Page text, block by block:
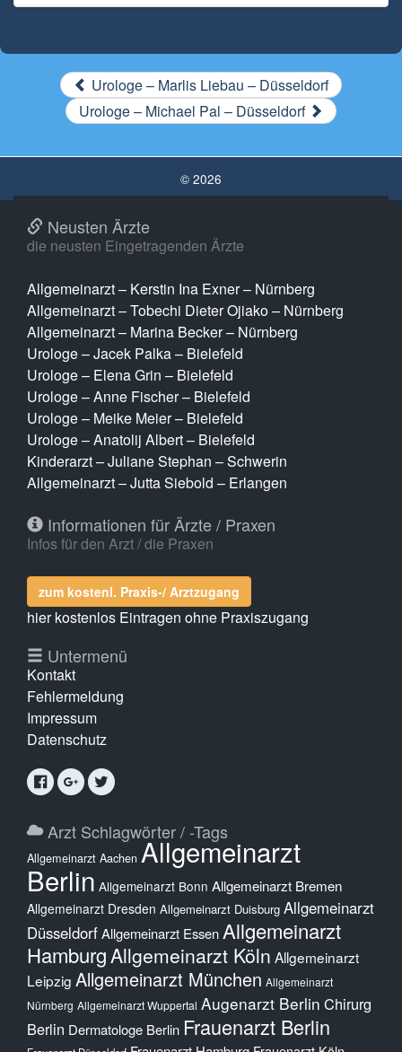
Urologe – Marlis Liebau – Düsseldorf
Urologe – Michael Pal – Düsseldorf
© 2026
Neusten Ärzte
die neusten Eingetragenden Ärzte
Allgemeinarzt – Kerstin Ina Exner – Nürnberg
Allgemeinarzt – Tobechi Dieter Ojiako – Nürnberg
Allgemeinarzt – Marina Becker – Nürnberg
Urologe – Jacek Palka – Bielefeld
Urologe – Elena Grin – Bielefeld
Urologe – Anne Fischer – Bielefeld
Urologe – Meike Meier – Bielefeld
Urologe – Anatolij Albert – Bielefeld
Kinderarzt – Juliane Stephan – Schwerin
Allgemeinarzt – Jutta Siebold – Erlangen
Informationen für Ärzte / Praxen
Infos für den Arzt / die Praxen
zum kostenl. Praxis-/ Arztzugang
hier kostenlos Eintragen ohne Praxiszugang
Untermenü
Kontakt
Fehlermeldung
Impressum
Datenschutz
Arzt Schlagwörter / -Tags
Allgemeinarzt Aachen Allgemeinarzt
Berlin Allgemeinarzt Bonn Allgemeinarzt Bremen
Allgemeinarzt Dresden Allgemeinarzt Duisburg Allgemeinarzt
DüsseldorfAllgemeinarzt Essen Allgemeinarzt
HamburgAllgemeinarzt Köln Allgemeinarzt
Leipzig Allgemeinarzt München Allgemeinarzt
Nürnberg Allgemeinarzt Wuppertal Augenarzt Berlin Chirurg
Berlin Dermatologe Berlin Frauenarzt Berlin